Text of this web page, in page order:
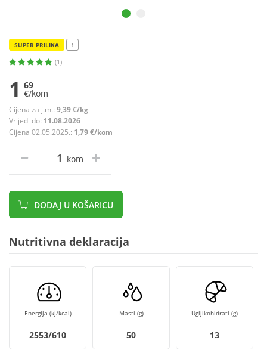
SUPER PRILIKA !
(1)
1 69
€/kom
Cijena za j.m.: 9,39 €/kg
Vrijedi do: 11.08.2026
Cijena 02.05.2025.: 1,79 €/kom
kom
DODAJ U KOŠARICU
Nutritivna deklaracija
Energija (kJ/kcal)
2553/610
Masti (g)
50
Ugljikohidrati (g)
13